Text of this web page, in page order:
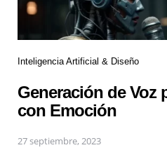
Inteligencia Artificial & Diseño
Generación de Voz
con Emoción
27 septiembre, 2023